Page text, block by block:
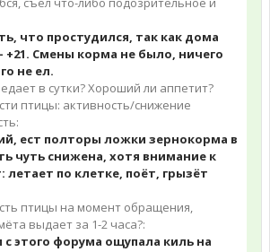
что простудился, так как дома
+21. Смены корма не было, ничего
не ел.
в сутки? Хороший ли аппетит?
птицы: активность/снижение
ест полторы ложки зернокорма в
чуть снижена, хотя внимание к
летает по клетке, поёт, грызёт
птицы на момент обращения,
выдает за 1-2 часа?:
этого форума ощупала киль на